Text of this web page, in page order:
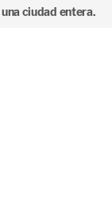
ciudad entera.